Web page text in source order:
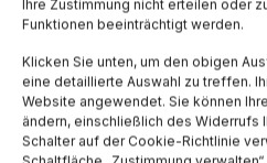
Ihre Zustimmung nicht erteilen oder
Funktionen beeinträchtigt werden.
Klicken Sie unten, um den obigen
eine detaillierte Auswahl zu treffen.
Website angewendet. Sie können
ändern, einschließlich des Widerrufs
Schalter auf der Cookie-Richtlinie
Trentino